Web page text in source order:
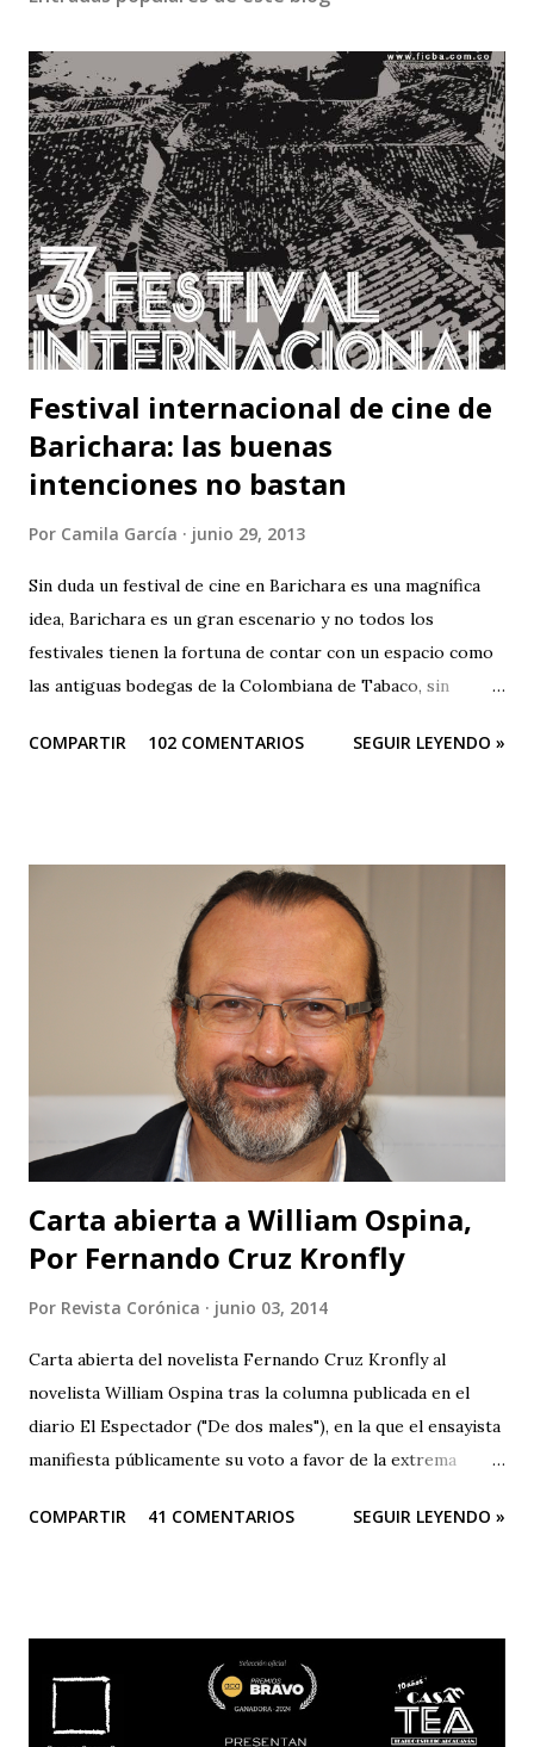
Festival internacional de cine de
Barichara: las buenas
intenciones no bastan
Por Camila García junio 29, 2013
Sin duda un festival de cine en Barichara es una magnífica
idea, Barichara es un gran escenario y no todos los
festivales tienen la fortuna de contar con un espacio como
las antiguas bodegas de la Colombiana de Tabaco, sin
lástima que las buenas intenciones de sus organizadores se
organizadores no puedan hacer otra cosa que sepultar el
festival, ¿no hay en Santander gente profesional que pueda
organizar un evento de esta magnitud y no se quede sólo
en publicidad y grandes ambiciones? Muy buena su
intención de traer cultura a Barichara, pero subestiman al
público de un modo vergonzoso. El público de Barichara es
gente que ha tenido acceso a la cultura y los que no lo han
tenido no son tan ciegos para no notar las fallas. Pero para
que no se crea que...
COMPARTIR 102 COMENTARIOS SEGUIR LEYENDO »
Carta abierta a William Ospina,
Por Fernando Cruz Kronfly
Por Revista Corónica junio 03, 2014
Carta abierta del novelista Fernando Cruz Kronfly al
novelista William Ospina tras la columna publicada en el
diario El Espectador ("De dos males"), en la que el ensayista
manifiesta públicamente su voto a favor de la extrema
de Colombia. Aquí la columna de Ospina . Revista Corónica
está claro y nada de esto se afectará. Pero, la publicidad de
tu documento me obliga a hablarte en público. Entonces,
debo decirte que tu decisión de preferir al Zorro sobre el
COMPARTIR 41 COMENTARIOS SEGUIR LEYENDO »